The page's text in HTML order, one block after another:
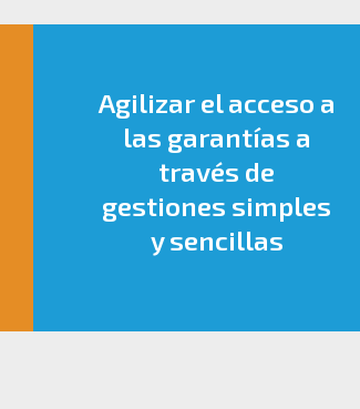
Agilizar el acceso a
las garantías a
través de
gestiones simples
y sencillas